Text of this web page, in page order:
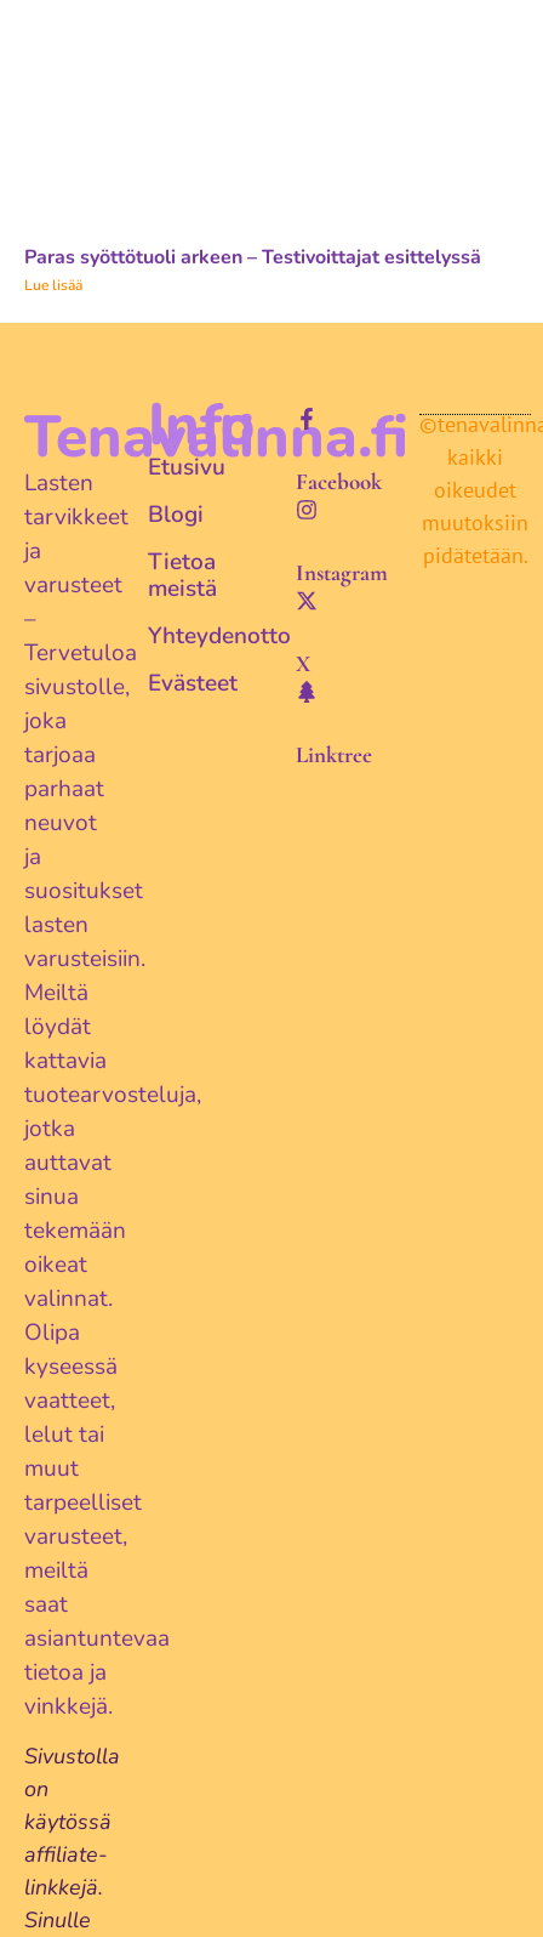
Paras syöttötuoli arkeen – Testivoittajat esittelyssä
Lue lisää
Tenavalinna.fi
Lasten
tarvikkeet
ja
varusteet
–
Tervetuloa
sivustolle,
joka
tarjoaa
parhaat
neuvot
ja
suositukset
lasten
varusteisiin.
Meiltä
löydät
kattavia
tuotearvosteluja,
jotka
auttavat
sinua
tekemään
oikeat
valinnat.
Olipa
kyseessä
vaatteet,
lelut tai
muut
tarpeelliset
varusteet,
meiltä
saat
asiantuntevaa
tietoa ja
vinkkejä.
Sivustolla
on
käytössä
affiliate-
linkkejä.
Sinulle
Info
Etusivu
Blogi
Tietoa
meistä
Yhteydenotto
Evästeet
Facebook
Instagram
X
Linktree
kaikki
oikeudet
muutoksiin
pidätetään.